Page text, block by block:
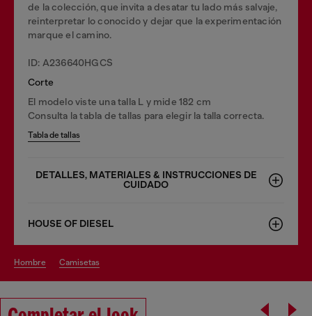
de la colección, que invita a desatar tu lado más salvaje,
reinterpretar lo conocido y dejar que la experimentación
marque el camino.
ID: A236640HGCS
Corte
El modelo viste una talla L y mide 182 cm
Consulta la tabla de tallas para elegir la talla correcta.
Tabla de tallas
DETALLES, MATERIALES & INSTRUCCIONES DE
CUIDADO
HOUSE OF DIESEL
hombre camisetas